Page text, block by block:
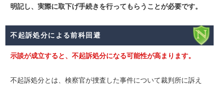
明記し、実際に取下げ手続きを行ってもらうことが必要です。
不起訴処分による前科回避
示談が成立すると、不起訴処分になる可能性が高まります。
不起訴処分とは、検察官が捜査した事件について裁判所に訴え